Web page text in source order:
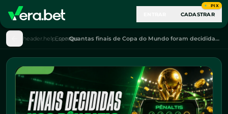
CADASTRAR
PIX
header.help_center
Esportes Quantas finais de Copa do Mundo foram decididas nos pênaltis? Veja os jogos mais dramáticos da história